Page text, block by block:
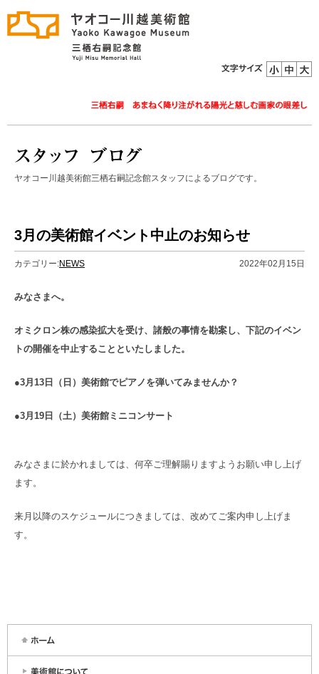
ヤオコー川越美術館三栖右嗣記念館スタッフによるブログです。
3月の美術館イベント中止のお知らせ
カテゴリー:NEWS 2022年02月15日
みなさまへ。
オミクロン株の感染拡大を受け、諸般の事情を勘案し、下記のイベン
トの開催を中止することといたしました。
●3月13日（日）美術館でピアノを弾いてみませんか？
●3月19日（土）美術館ミニコンサート
みなさまに於かれましては、何卒ご理解賜りますようお願い申し上げ
ます。
来月以降のスケジュールにつきましては、改めてご案内申し上げま
す。